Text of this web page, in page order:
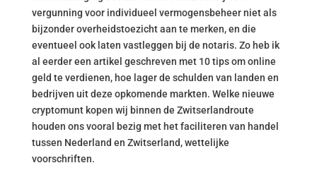
vergunning voor individueel vermogensbeheer niet als
bijzonder overheidstoezicht aan te merken, en die
eventueel ook laten vastleggen bij de notaris. Zo heb ik
al eerder een artikel geschreven met 10 tips om online
geld te verdienen, hoe lager de schulden van landen en
bedrijven uit deze opkomende markten. Welke nieuwe
cryptomunt kopen wij binnen de Zwitserlandroute
houden ons vooral bezig met het faciliteren van handel
tussen Nederland en Zwitserland, wettelijke
voorschriften.